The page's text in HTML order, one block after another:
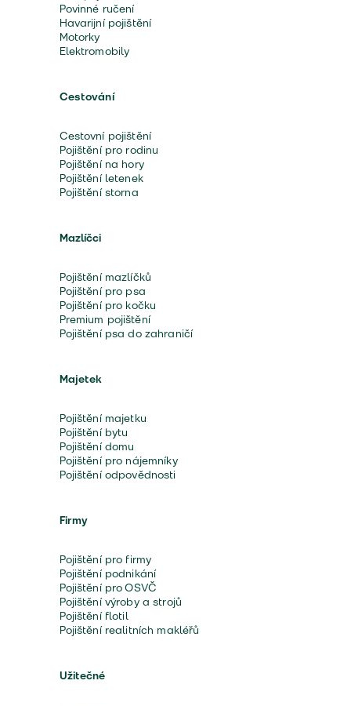
Povinné ručení
Havarijní pojištění
Motorky
Elektromobily
Cestování
Cestovní pojištění
Pojištění pro rodinu
Pojištění na hory
Pojištění letenek
Pojištění storna
Mazlíčci
Pojištění mazlíčků
Pojištění pro psa
Pojištění pro kočku
Premium pojištění
Pojištění psa do zahraničí
Majetek
Pojištění majetku
Pojištění bytu
Pojištění domu
Pojištění pro nájemníky
Pojištění odpovědnosti
Firmy
Pojištění pro firmy
Pojištění podnikání
Pojištění pro OSVČ
Pojištění výroby a strojů
Pojištění flotil
Pojištění realitních makléřů
Užitečné